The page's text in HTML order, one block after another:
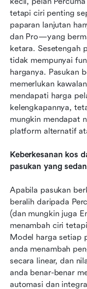
tetapi ciri penting
paparan lanjutan
dan Pro—yang
ketara. Sesetengah
tidak mempunyai
harganya. Pasukan
memerlukan
mendapati harga
kelengkapannya,
mungkin mendapat
platform alternatif
Keberkesanan kos
pasukan yang
Apabila pasukan
beralih daripada
(dan mungkin juga
menambah ciri
Model harga setiap
anda menambah
secara linear, dan
anda benar-benar
automasi dan